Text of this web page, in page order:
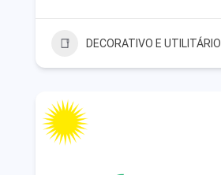
DECORATIVO E UTILITÁRIO